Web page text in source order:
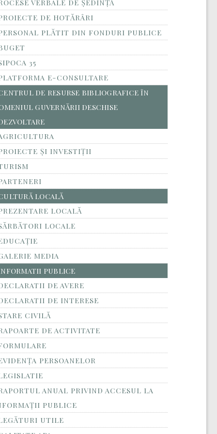
VERBALE DE ȘEDINȚĂ
DE HOTĂRÂRI
PLĂTIT DIN FONDURI PUBLICE
35
E-CONSULTARE
DE RESURSE BIBLIOGRAFICE ÎN
GUVERNĂRII DESCHISE
ȘI INVESTIȚII
LOCALĂ
LOCALĂ
LOCALE
MEDIA
PUBLICE
DE AVERE
DE INTERESE
CIVILĂ
DE ACTIVITATE
PERSOANELOR
ANUAL PRIVIND ACCESUL LA
PUBLICE
UTILE